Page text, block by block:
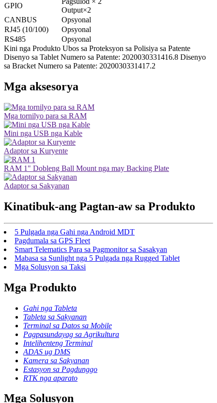
GPIO
Output×2
CANBUS
Opsyonal
RJ45 (10/100)
Opsyonal
RS485
Opsyonal
Kini nga Produkto Ubos sa Proteksyon sa Polisiya sa Patente
Disenyo sa Tablet Numero sa Patente: 2020030331416.8 Disenyo
sa Bracket Numero sa Patente: 2020030331417.2
Mga aksesorya
Mga tornilyo para sa RAM
Mini nga USB nga Kable
Adaptor sa Kuryente
RAM 1" Dobleng Ball Mount nga may Backing Plate
Adaptor sa Sakyanan
Kinatibuk-ang Pagtan-aw sa Produkto
5 Pulgada nga Gahi nga Android MDT
Pagdumala sa GPS Fleet
Smart Telematics Para sa Pagmonitor sa Sasakyan
Mabasa sa Sunlight nga 5 Pulgada nga Rugged Tablet
Mga Solusyon sa Taksi
Mga Produkto
Gahi nga Tableta
Tableta sa Sakyanan
Terminal sa Datos sa Mobile
Pagpasundayag sa Agrikultura
Intelihenteng Terminal
ADAS ug DMS
Kamera sa Sakyanan
Estasyon sa Pagdunggo
RTK nga aparato
Mga Solusyon